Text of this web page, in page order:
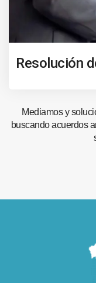
Resolución
Mediamos y
buscando acuerdos